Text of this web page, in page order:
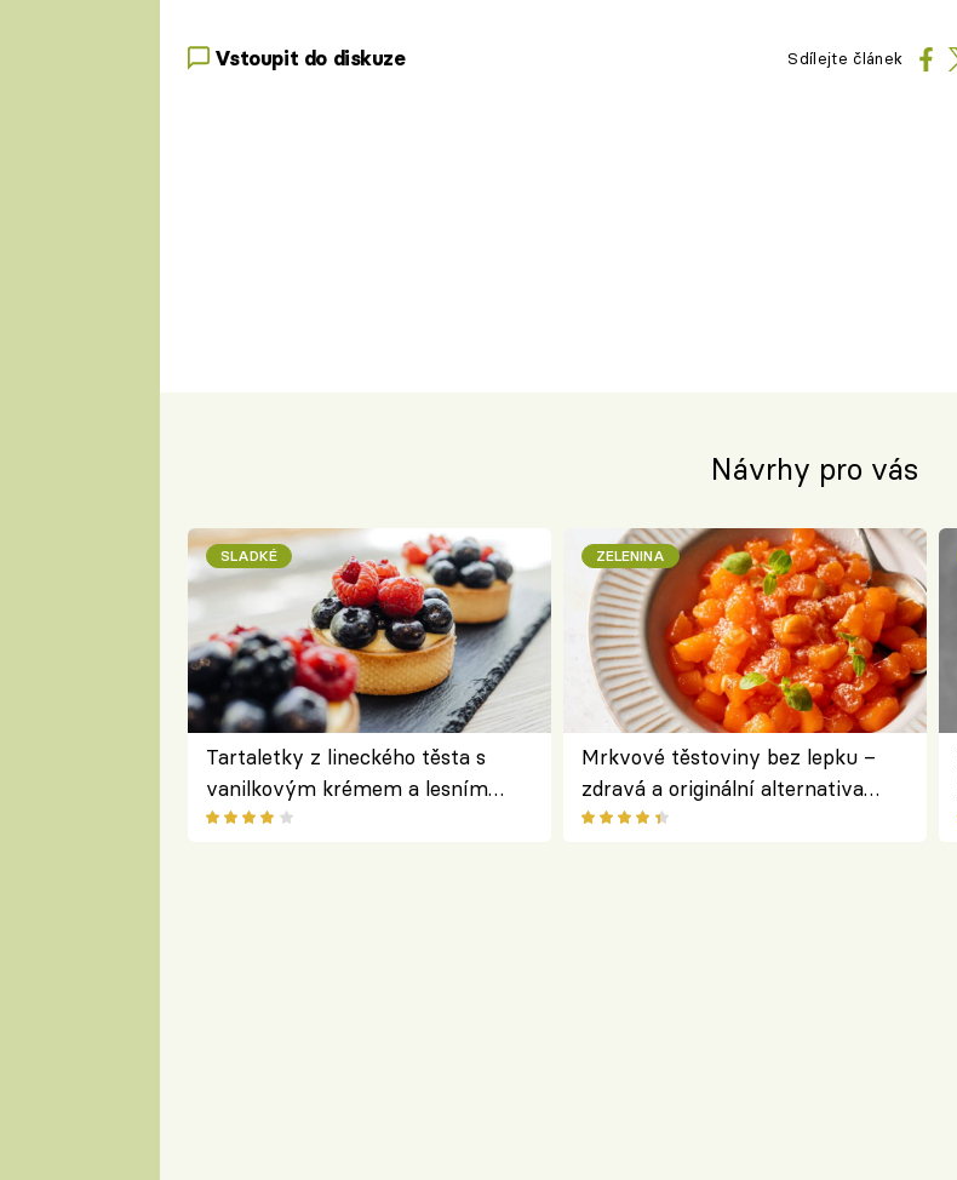
Vstoupit do diskuze Sdílejte článek
Návrhy pro vás
SLADKÉ
Tartaletky z lineckého těsta s
vanilkovým krémem a lesním
ovocem podle Bread Society
ZELENINA
Mrkvové těstoviny bez lepku –
zdravá a originální alternativa
klasiky